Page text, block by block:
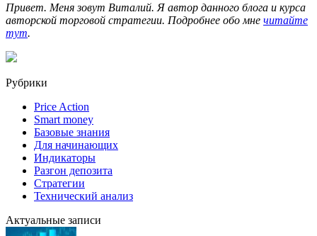
Привет. Меня зовут Виталий. Я автор данного блога и курса
авторской торговой стратегии. Подробнее обо мне читайте
тут.
Рубрики
Price Action
Smart money
Базовые знания
Для начинающих
Индикаторы
Разгон депозита
Стратегии
Технический анализ
Актуальные записи